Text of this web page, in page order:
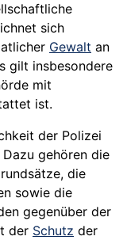
sich
Gewalt an
gilt insbesondere
mit
ist.
der Polizei
gehören die
die
sowie die
gegenüber der
der Schutz der